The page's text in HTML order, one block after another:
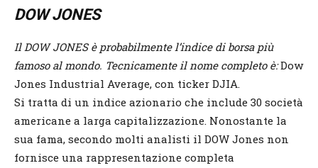
DOW JONES
Il DOW JONES è probabilmente l’indice di borsa più
famoso al mondo. Tecnicamente il nome completo è:Dow
Jones Industrial Average, con ticker DJIA.
Si tratta di un indice azionario che include 30 società
americane a larga capitalizzazione. Nonostante la
sua fama, secondo molti analisti il DOW Jones non
fornisce una rappresentazione completa